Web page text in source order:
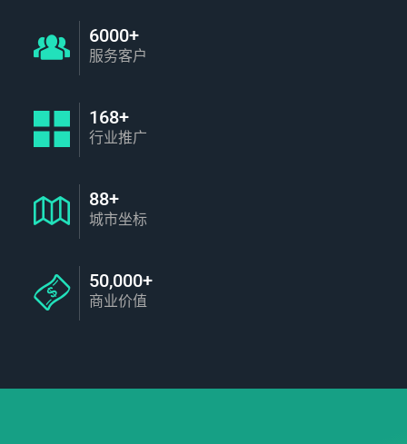
6000+
服务客户
168+
行业推广
88+
城市坐标
50,000+
商业价值